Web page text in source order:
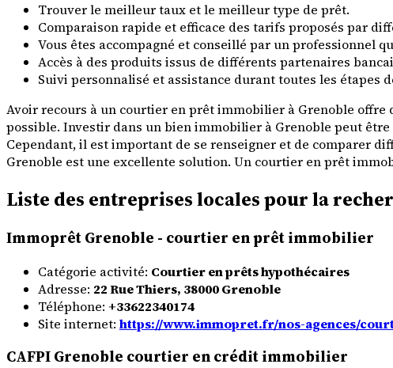
Trouver le meilleur taux et le meilleur type de prêt.
Comparaison rapide et efficace des tarifs proposés par
Vous êtes accompagné et conseillé par un professionnel
Accès à des produits issus de différents partenaires
Suivi personnalisé et assistance durant toutes les étapes
Avoir recours à un courtier en prêt immobilier à Grenoble
possible. Investir dans un bien immobilier à Grenoble peut
Cependant, il est important de se renseigner et de comparer
Grenoble est une excellente solution. Un courtier en prêt
Liste des entreprises locales pour la
Immoprêt Grenoble - courtier en prêt immobilier
Catégorie activité: Courtier en prêts hypothécaires
Adresse: 22 Rue Thiers, 38000 Grenoble
Téléphone: +33622340174
Site internet: https://www.immopret.fr/nos-agences/
CAFPI Grenoble courtier en crédit immobilier